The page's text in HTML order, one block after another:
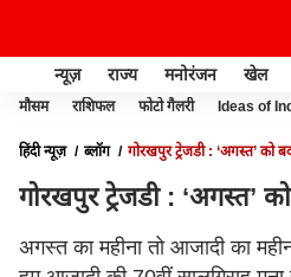
न्यूज़ राज्य मनोरंजन खेल
मौसम राशिफल फोटो गैलरी Ideas of
हिंदी न्यूज़ ब्लॉग गोरखपुर ट्रेजडी : ‘अगस्त’ को
गोरखपुर ट्रेजडी : ‘अगस्त’
अगस्त का महीना तो आजादी का